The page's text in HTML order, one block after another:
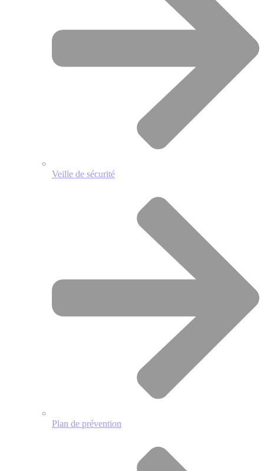
Veille de sécurité
Plan de prévention